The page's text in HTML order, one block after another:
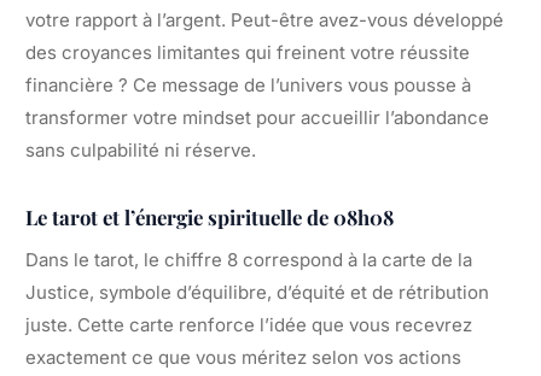
votre rapport à l’argent. Peut-être avez-vous développé
des croyances limitantes qui freinent votre réussite
financière ? Ce message de l’univers vous pousse à
transformer votre mindset pour accueillir l’abondance
sans culpabilité ni réserve.
Le tarot et l’énergie spirituelle de 08h08
Dans le tarot, le chiffre 8 correspond à la carte de la
Justice, symbole d’équilibre, d’équité et de rétribution
juste. Cette carte renforce l’idée que vous recevrez
exactement ce que vous méritez selon vos actions